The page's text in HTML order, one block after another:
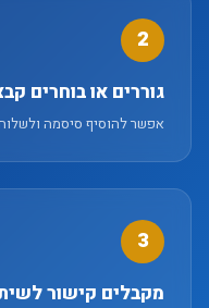
2
גוררים או בוחרים
אפשר להוסיף סיסמה
3
מקבלים קישור